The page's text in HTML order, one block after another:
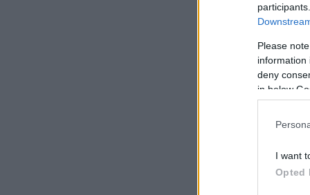
Please
information
deny
in below
I want
Opted